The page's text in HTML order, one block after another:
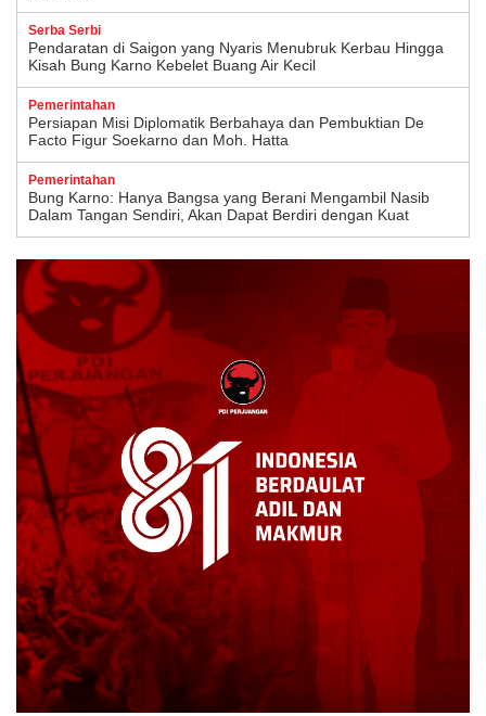
Serba Serbi
Pendaratan di Saigon yang Nyaris Menubruk Kerbau Hingga
Kisah Bung Karno Kebelet Buang Air Kecil
Pemerintahan
Persiapan Misi Diplomatik Berbahaya dan Pembuktian De
Facto Figur Soekarno dan Moh. Hatta
Pemerintahan
Bung Karno: Hanya Bangsa yang Berani Mengambil Nasib
Dalam Tangan Sendiri, Akan Dapat Berdiri dengan Kuat